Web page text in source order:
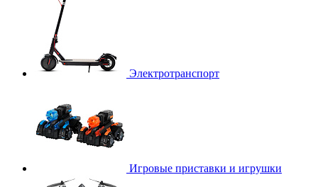
Электротранспорт
Игровые приставки и игрушки